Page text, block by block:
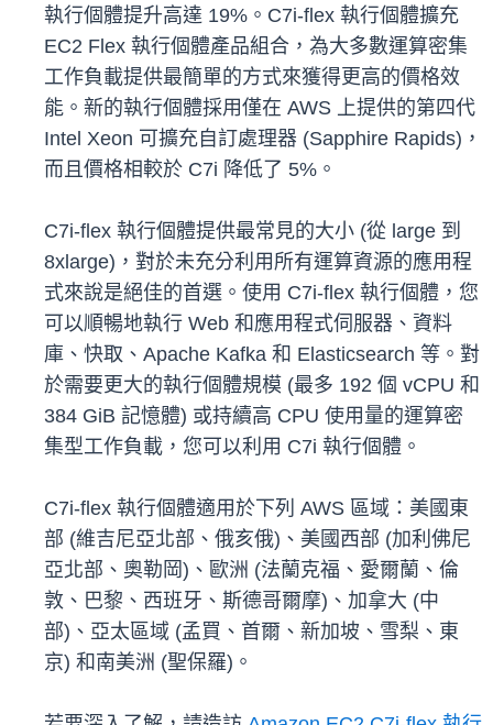
執行個體提升高達 19%。C7i-flex 執行個體擴充
EC2 Flex 執行個體產品組合，為大多數運算密集
工作負載提供最簡單的方式來獲得更高的價格效
能。新的執行個體採用僅在 AWS 上提供的第四代
Intel Xeon 可擴充自訂處理器 (Sapphire Rapids)，
而且價格相較於 C7i 降低了 5%。
C7i-flex 執行個體提供最常見的大小 (從 large 到
8xlarge)，對於未充分利用所有運算資源的應用程
式來說是絕佳的首選。使用 C7i-flex 執行個體，您
可以順暢地執行 Web 和應用程式伺服器、資料
庫、快取、Apache Kafka 和 Elasticsearch 等。對
於需要更大的執行個體規模 (最多 192 個 vCPU 和
384 GiB 記憶體) 或持續高 CPU 使用量的運算密
集型工作負載，您可以利用 C7i 執行個體。
C7i-flex 執行個體適用於下列 AWS 區域：美國東
部 (維吉尼亞北部、俄亥俄)、美國西部 (加利佛尼
亞北部、奧勒岡)、歐洲 (法蘭克福、愛爾蘭、倫
敦、巴黎、西班牙、斯德哥爾摩)、加拿大 (中
部)、亞太區域 (孟買、首爾、新加坡、雪梨、東
京) 和南美洲 (聖保羅)。